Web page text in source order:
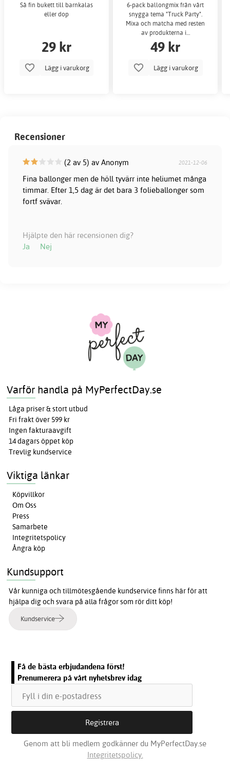
Så fin bukett till barnkalas
eller dop
29 kr
Lägg i varukorg
6-pack ballongmix från vårt
snygga tema "Truck Party".
Mixa och matcha med resten
av produkterna i…
49 kr
Lägg i varukorg
Recensioner
(2 av 5) av Anonym 2021-12-06
Fina ballonger men de höll tyvärr inte heliumet många
timmar. Efter 1,5 dag är det bara 3 folieballonger som
fortf svävar.
Hjälpte den här recensionen dig?
Ja
Nej
Varför handla på MyPerfectDay.se
Låga priser & stort utbud
Fri frakt över 599 kr
Ingen fakturaavgift
14 dagars öppet köp
Trevlig kundservice
Viktiga länkar
Köpvillkor
Om Oss
Press
Samarbete
Integritetspolicy
Ångra köp
Kundsupport
Vår kunniga och tillmötesgående kundservice finns här för att
hjälpa dig och svara på alla frågor som rör ditt köp!
Kundservice
Få de bästa erbjudandena först!
Prenumerera på vårt nyhetsbrev idag
Genom att bli medlem godkänner du MyPerfectDay.se
Integritetspolicy.